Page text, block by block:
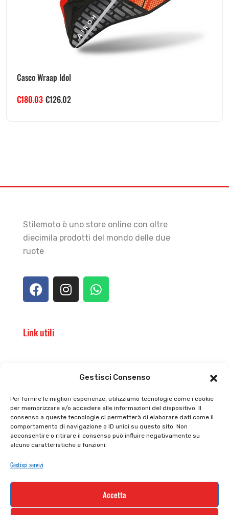
Gestisci Consenso
Per fornire le migliori esperienze, utilizziamo tecnologie come i cookie
per memorizzare e/o accedere alle informazioni del dispositivo. Il
consenso a queste tecnologie ci permetterà di elaborare dati come il
comportamento di navigazione o ID unici su questo sito. Non
acconsentire o ritirare il consenso può influire negativamente su
alcune caratteristiche e funzioni.
Gestisci servizi
Accetta
Casco Wraap Idol
€180.03 €126.02
Stilemoto è uno store online con oltre
diecimila prodotti del mondo delle due
ruote
Link utili
Privacy policy
Cookie policy
Tutti prodotti
Termini e condizioni
Iscriviti alla nostra newsletter e rimani